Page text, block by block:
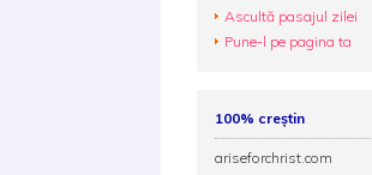
Ascultă pasajul zilei
Pune-l pe pagina ta
100% creștin
ariseforchrist.com